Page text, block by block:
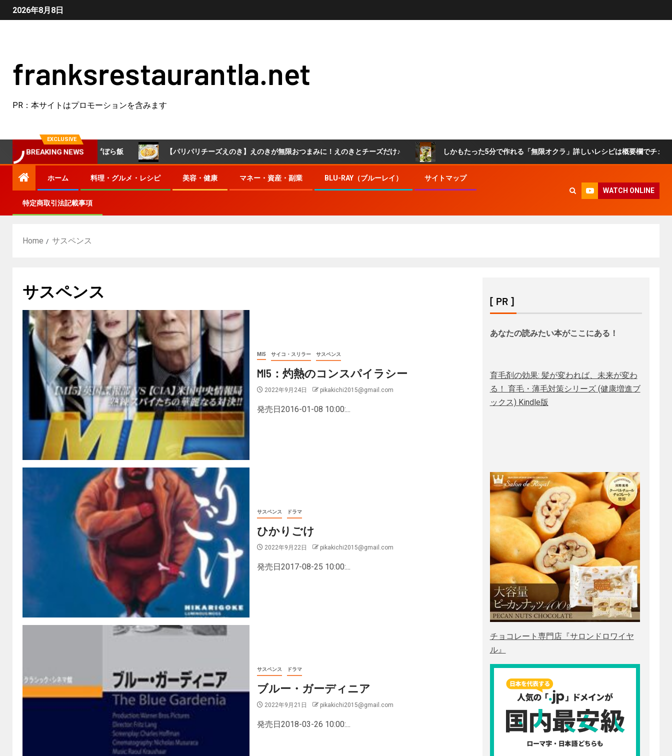
2026年8月8日
franksrestaurantla.net
PR：本サイトはプロモーションを含みます
EXCLUSIVE
BREAKING NEWS
#簡単レシピ #ずぼら飯 【パリパリチーズえのき】えのきが無限おつまみに！えのきとチーズだけ♪ しかもたった5分で作れる「無限オクラ」詳しいレシピは概要欄でチェック！ #オク
ホーム 料理・グルメ・レシピ 美容・健康 マネー・資産・副業 BLU-RAY（ブルーレイ） サイトマップ
特定商取引法記載事項
WATCH ONLINE
Home サスペンス
サスペンス
MI5 サイコ・スリラー サスペンス
MI5：灼熱のコンスパイラシー
2022年9月24日 pikakichi2015@gmail.com
発売日2016-01-08 10:00:...
サスペンス ドラマ
ひかりごけ
2022年9月22日 pikakichi2015@gmail.com
発売日2017-08-25 10:00:...
サスペンス ドラマ
ブルー・ガーディニア
2022年9月21日 pikakichi2015@gmail.com
発売日2018-03-26 10:00:...
[ PR ]
あなたの読みたい本がここにある！
育毛剤の効果: 髪が変われば、未来が変わ
る！ 育毛・薄毛対策シリーズ (健康増進ブ
ックス) Kindle版
チョコレート専門店『サロンドロワイヤ
ル』